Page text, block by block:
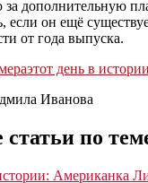
дополнительную
если он ещё
от года выпуска.
этот день в истории
Иванова
по
Американка